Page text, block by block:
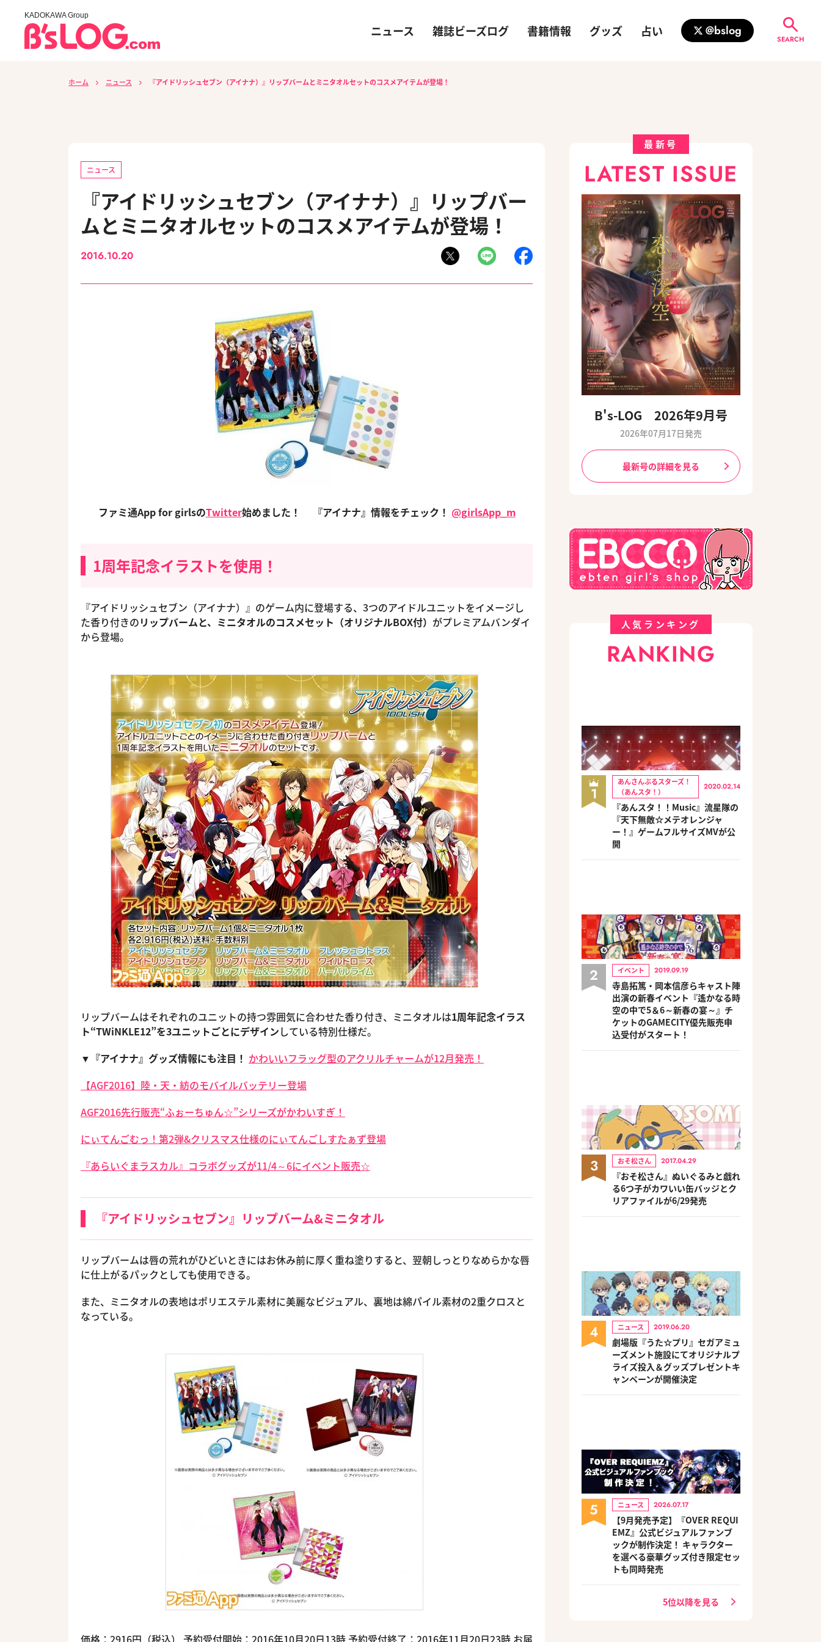
KADOKAWA Group
ニュース 雑誌ビーズログ 書籍情報 グッズ 占い @bslog
SEARCH
ホーム ニュース 『アイドリッシュセブン（アイナナ）』リップバームとミニタオルセットのコスメアイテムが登場！
ニュース
『アイドリッシュセブン（アイナナ）』リップバー
ムとミニタオルセットのコスメアイテムが登場！
2016.10.20
ファミ通App for girlsのTwitter始めました！ 『アイナナ』情報をチェック！ @girlsApp_m
1周年記念イラストを使用！
『アイドリッシュセブン（アイナナ）』のゲーム内に登場する、3つのアイドルユニットをイメージし
た香り付きのリップバームと、ミニタオルのコスメセット（オリジナルBOX付） がプレミアムバンダイ
から登場。
リップバームはそれぞれのユニットの持つ雰囲気に合わせた香り付き、ミニタオルは1周年記念イラス
ト“TWiNKLE12”を3ユニットごとにデザインしている特別仕様だ。
▼『アイナナ』グッズ情報にも注目！ かわいいフラッグ型のアクリルチャームが12月発売！
【AGF2016】陸・天・紡のモバイルバッテリー登場
AGF2016先行販売“ふぉーちゅん☆”シリーズがかわいすぎ！
にぃてんごむっ！第2弾&クリスマス仕様のにぃてんごしすたぁず登場
『あらいぐまラスカル』コラボグッズが11/4～6にイベント販売☆
『アイドリッシュセブン』リップバーム&ミニタオル
リップバームは唇の荒れがひどいときにはお休み前に厚く重ね塗りすると、翌朝しっとりなめらかな唇
に仕上がるパックとしても使用できる。
また、ミニタオルの表地はポリエステル素材に美麗なビジュアル、裏地は綿パイル素材の2重クロスと
なっている。
価格：2916円（税込） 予約受付開始：2016年10月20日13時 予約受付終了：2016年11月20日23時 お届
最新号
LATEST ISSUE
B's-LOG 2026年9月号
2026年07月17日発売
最新号の詳細を見る
人気ランキング
RANKING
1
あんさんぶるスターズ！
（あんスタ！）
2020.02.14
『あんスタ！！Music』流星隊の
『天下無敵☆メテオレンジャ
ー！』ゲームフルサイズMVが公
開
2 イベント 2019.09.19
寺島拓篤・岡本信彦らキャスト陣
出演の新春イベント『遙かなる時
空の中で5＆6～新春の宴～』チ
ケットのGAMECITY優先販売申
込受付がスタート！
3 おそ松さん 2017.04.29
『おそ松さん』ぬいぐるみと戯れ
る6つ子がカワいい缶バッジとク
リアファイルが6/29発売
4 ニュース 2019.06.20
劇場版『うた☆プリ』セガアミュ
ーズメント施設にてオリジナルプ
ライズ投入＆グッズプレゼントキ
ャンペーンが開催決定
5 ニュース 2026.07.17
【9月発売予定】『OVER REQUI
EMZ』公式ビジュアルファンブ
ックが制作決定！ キャラクター
を選べる豪華グッズ付き限定セッ
トも同時発売
5位以降を見る